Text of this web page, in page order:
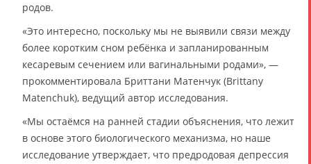
родов.
«Это интересно, поскольку мы не выявили связи между
более коротким сном ребёнка и запланированным
кесаревым сечением или вагинальными родами», —
прокомментировала Бриттани Матенчук (Brittany
Matenchuk), ведущий автор исследования.
«Мы остаёмся на ранней стадии объяснения, что лежит
в основе этого биологического механизма, но наше
исследование утверждает, что предродовая депрессия